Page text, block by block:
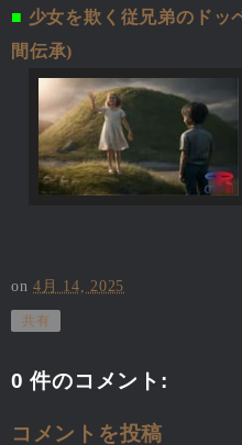
■ 少女を欺く従兄弟のドッ
間伝承)
on4月 14, 2025
共有
0 件のコメント:
コメントを投稿